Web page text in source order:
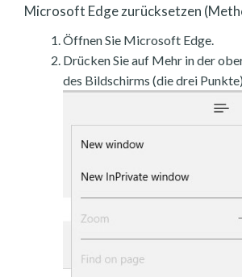
Microsoft Edge zurücksetzen
Öffnen Sie Microsoft Edge.
Drücken Sie auf Mehr in der
des Bildschirms (die drei